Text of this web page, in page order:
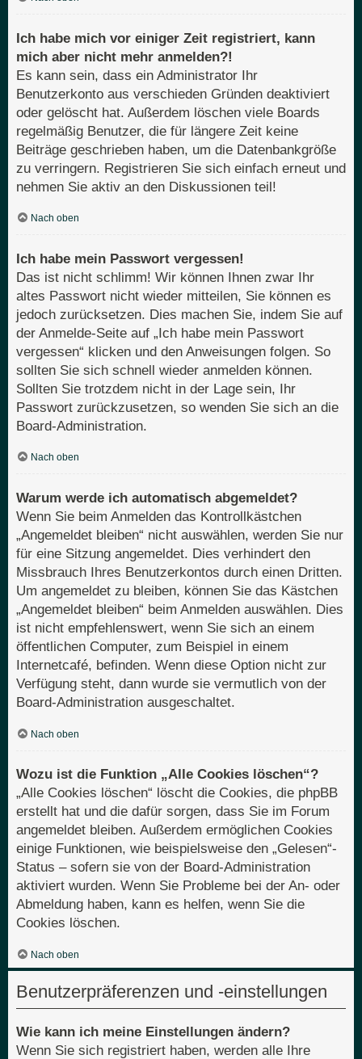
Ich habe mich vor einiger Zeit registriert, kann
mich aber nicht mehr anmelden?!
Es kann sein, dass ein Administrator Ihr
Benutzerkonto aus verschieden Gründen deaktiviert
oder gelöscht hat. Außerdem löschen viele Boards
regelmäßig Benutzer, die für längere Zeit keine
Beiträge geschrieben haben, um die Datenbankgröße
zu verringern. Registrieren Sie sich einfach erneut und
nehmen Sie aktiv an den Diskussionen teil!
Nach oben
Ich habe mein Passwort vergessen!
Das ist nicht schlimm! Wir können Ihnen zwar Ihr
altes Passwort nicht wieder mitteilen, Sie können es
jedoch zurücksetzen. Dies machen Sie, indem Sie auf
der Anmelde-Seite auf „Ich habe mein Passwort
vergessen“ klicken und den Anweisungen folgen. So
sollten Sie sich schnell wieder anmelden können.
Sollten Sie trotzdem nicht in der Lage sein, Ihr
Passwort zurückzusetzen, so wenden Sie sich an die
Board-Administration.
Nach oben
Warum werde ich automatisch abgemeldet?
Wenn Sie beim Anmelden das Kontrollkästchen
„Angemeldet bleiben“ nicht auswählen, werden Sie nur
für eine Sitzung angemeldet. Dies verhindert den
Missbrauch Ihres Benutzerkontos durch einen Dritten.
Um angemeldet zu bleiben, können Sie das Kästchen
„Angemeldet bleiben“ beim Anmelden auswählen. Dies
ist nicht empfehlenswert, wenn Sie sich an einem
öffentlichen Computer, zum Beispiel in einem
Internetcafé, befinden. Wenn diese Option nicht zur
Verfügung steht, dann wurde sie vermutlich von der
Board-Administration ausgeschaltet.
Nach oben
Wozu ist die Funktion „Alle Cookies löschen“?
„Alle Cookies löschen“ löscht die Cookies, die phpBB
erstellt hat und die dafür sorgen, dass Sie im Forum
angemeldet bleiben. Außerdem ermöglichen Cookies
einige Funktionen, wie beispielsweise den „Gelesen“-
Status – sofern sie von der Board-Administration
aktiviert wurden. Wenn Sie Probleme bei der An- oder
Abmeldung haben, kann es helfen, wenn Sie die
Cookies löschen.
Nach oben
Benutzerpräferenzen und -einstellungen
Wie kann ich meine Einstellungen ändern?
Wenn Sie sich registriert haben, werden alle Ihre